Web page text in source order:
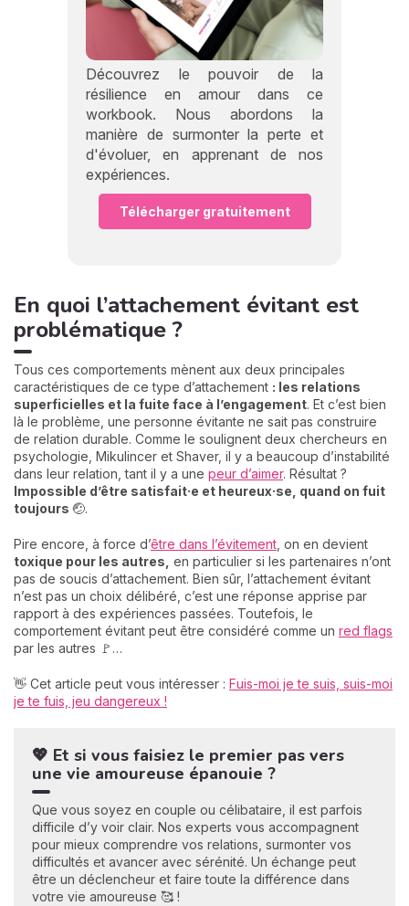
Découvrez le pouvoir de la
résilience en amour dans ce
workbook. Nous abordons la
manière de surmonter la perte et
d'évoluer, en apprenant de nos
expériences.
Télécharger gratuitement
En quoi l’attachement évitant est
problématique ?
Tous ces comportements mènent aux deux principales
caractéristiques de ce type d’attachement : les relations
superficielles et la fuite face à l’engagement. Et c’est bien
là le problème, une personne évitante ne sait pas construire
de relation durable. Comme le soulignent deux chercheurs en
psychologie, Mikulincer et Shaver, il y a beaucoup d’instabilité
dans leur relation, tant il y a une peur d’aimer. Résultat ?
Impossible d’être satisfait·e et heureux·se, quand on fuit
toujours 🤕.
Pire encore, à force d’être dans l’évitement , on en devient
toxique pour les autres, en particulier si les partenaires n’ont
pas de soucis d’attachement. Bien sûr, l’attachement évitant
n’est pas un choix délibéré, c’est une réponse apprise par
rapport à des expériences passées. Toutefois, le
comportement évitant peut être considéré comme un red flags
par les autres 🚩…
👋 Cet article peut vous intéresser : Fuis-moi je te suis, suis-moi
je te fuis, jeu dangereux !
💖 Et si vous faisiez le premier pas vers
une vie amoureuse épanouie ?
Que vous soyez en couple ou célibataire, il est parfois
difficile d’y voir clair. Nos experts vous accompagnent
pour mieux comprendre vos relations, surmonter vos
difficultés et avancer avec sérénité. Un échange peut
être un déclencheur et faire toute la différence dans
votre vie amoureuse 🥰 !